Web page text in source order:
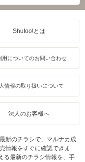
Shufoo!とは
用についてのお問い合わせ
情報の取り扱いについて
法人のお客様へ
新のチラシで、マルナカ成
情報をすぐに確認できま
る最新のチラシ情報を、手